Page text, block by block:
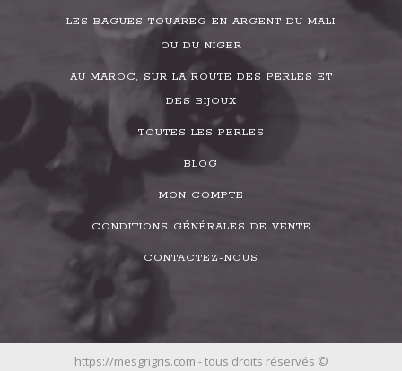
LES BAGUES TOUAREG EN ARGENT DU MALI
OU DU NIGER
AU MAROC, SUR LA ROUTE DES PERLES ET
DES BIJOUX
TOUTES LES PERLES
BLOG
MON COMPTE
CONDITIONS GÉNÉRALES DE VENTE
CONTACTEZ-NOUS
https://mesgrigris.com - tous droits réservés ©